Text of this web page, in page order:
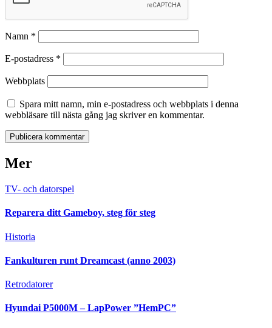
Namn *
E-postadress *
Webbplats
Spara mitt namn, min e-postadress och webbplats i denna
webbläsare till nästa gång jag skriver en kommentar.
Mer
TV- och datorspel
Reparera ditt Gameboy, steg för steg
Historia
Fankulturen runt Dreamcast (anno 2003)
Retrodatorer
Hyundai P5000M – LapPower ”HemPC”